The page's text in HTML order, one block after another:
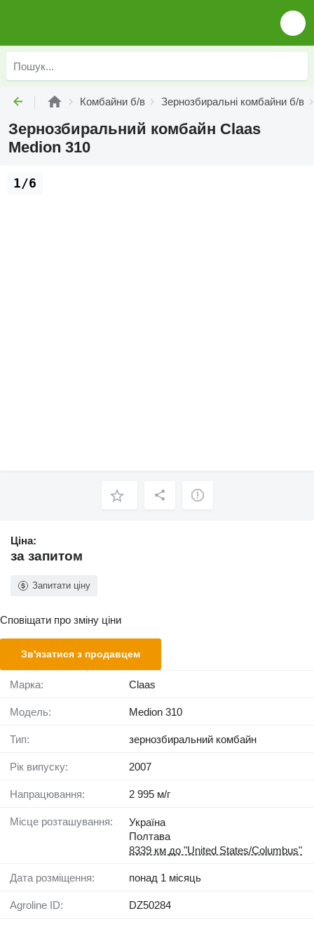
Комбайни б/в Зернозбиральні комбайни б/в
Зернозбиральний комбайн Claas
Medion 310
1/6
Ціна:
за запитом
Запитати ціну
Сповіщати про зміну ціни
Зв'язатися з продавцем
Марка: Claas
Модель: Medion 310
Тип: зернозбиральний комбайн
Рік випуску: 2007
Напрацювання: 2 995 м/г
Місце розташування:
Україна
Полтава
8339 км до "United States/Columbus"
Дата розміщення: понад 1 місяць
Agroline ID: DZ50284